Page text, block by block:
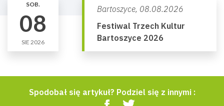
SOB.
08
SIE 2026
Bartoszyce, 08.08.2026
Festiwal Trzech Kultur
Bartoszyce 2026
Spodobał się artykuł? Podziel się z innymi :